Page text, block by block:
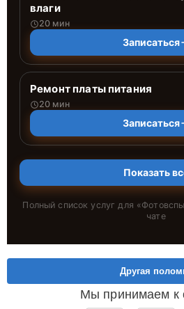
влаги
20 мин
Записаться
Ремонт платы питания
20 мин
Записаться
Показать
Полный список услуг для «
чате
Мы принимаем к
Другая